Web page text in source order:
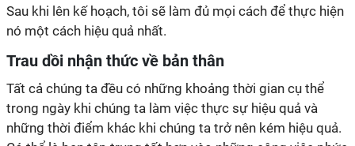
Sau khi lên kế hoạch, tôi sẽ làm đủ mọi cách để thực hiện
nó một cách hiệu quả nhất.
Trau dồi nhận thức về bản thân
Tất cả chúng ta đều có những khoảng thời gian cụ thể
trong ngày khi chúng ta làm việc thực sự hiệu quả và
những thời điểm khác khi chúng ta trở nên kém hiệu quả.